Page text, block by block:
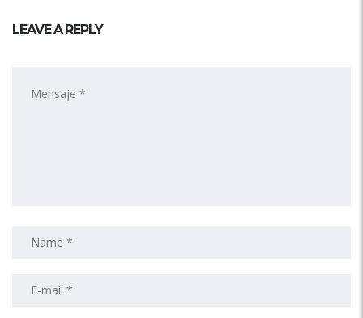
LEAVE A REPLY